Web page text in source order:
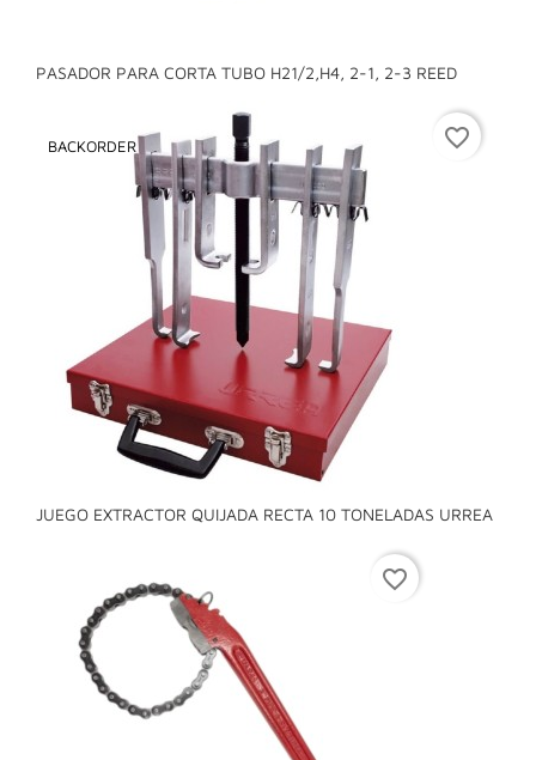
PASADOR PARA CORTA TUBO H21/2,H4, 2-1, 2-3 REED
JUEGO EXTRACTOR QUIJADA RECTA 10 TONELADAS URREA
BACKORDER favorite_border
favorite_border